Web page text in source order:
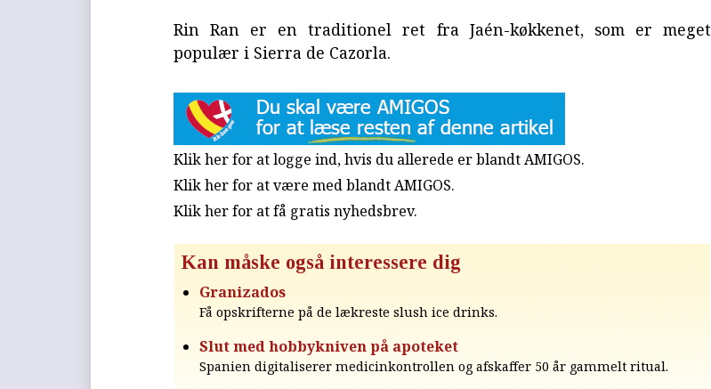
Rin Ran er en traditionel ret fra Jaén-køkkenet, som er meget
populær i Sierra de Cazorla.
Klik her for at logge ind, hvis du allerede er blandt AMIGOS.
Klik her for at være med blandt AMIGOS.
Klik her for at få gratis nyhedsbrev.
Kan måske også interessere dig
Granizados
Få opskrifterne på de lækreste slush ice drinks.
Slut med hobbykniven på apoteket
Spanien digitaliserer medicinkontrollen og afskaffer 50 år gammelt ritual.